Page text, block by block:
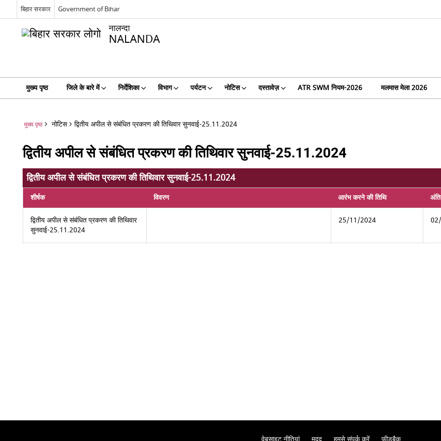
बिहार सरकार Government of Bihar
नालन्दा
NALANDA
मुख्य पृष्ठ जिले के बारे में निर्देशिका विभाग पर्यटन नोटिस दस्तावेज़ ATR SWM नियम-2026 मलमास मेला 2026
मुख्य पृष्ठ नोटिस द्वितीय अपील से संबंधित प्रकरण की तिथिवार सुनवाई-25.11.2024
द्वितीय अपील से संबंधित प्रकरण की तिथिवार सुनवाई-25.11.2024
द्वितीय अपील से संबंधित प्रकरण की तिथिवार सुनवाई-25.11.2024
शीर्षक विवरण आरंभ करने की तिथि
द्वितीय अपील से संबंधित प्रकरण की तिथिवार
सुनवाई-25.11.2024
25/11/2024